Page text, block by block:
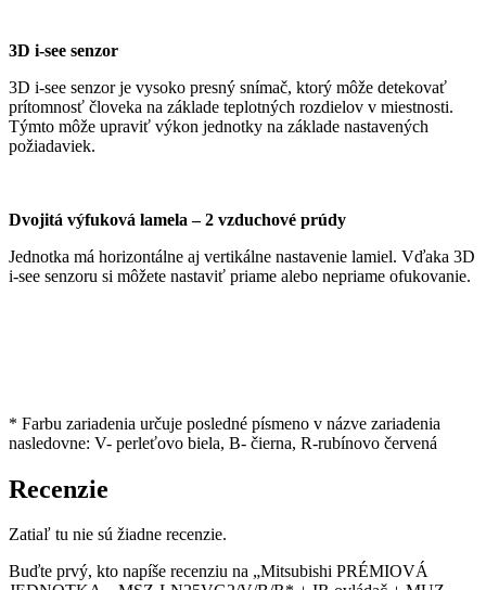
3D i-see senzor
3D i-see senzor je vysoko presný snímač, ktorý môže detekovať
prítomnosť človeka na základe teplotných rozdielov v miestnosti.
Týmto môže upraviť výkon jednotky na základe nastavených
požiadaviek.
Dvojitá výfuková lamela – 2 vzduchové prúdy
Jednotka má horizontálne aj vertikálne nastavenie lamiel. Vďaka 3D
i-see senzoru si môžete nastaviť priame alebo nepriame ofukovanie.
* Farbu zariadenia určuje posledné písmeno v názve zariadenia
nasledovne: V- perleťovo biela, B- čierna, R-rubínovo červená
Recenzie
Zatiaľ tu nie sú žiadne recenzie.
Buďte prvý, kto napíše recenziu na „Mitsubishi PRÉMIOVÁ